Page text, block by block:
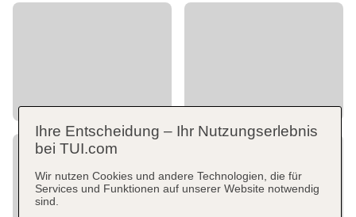
Ihre Entscheidung – Ihr Nutzungserlebnis
bei TUI.com
Wir nutzen Cookies und andere Technologien, die für
Services und Funktionen auf unserer Website notwendig
sind.